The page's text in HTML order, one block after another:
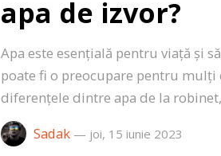
apa de izvor?
Apa este esențială pentru viață și
poate fi o preocupare pentru mulți
diferențele dintre apa de la
Sadak — joi, 15 iunie 2023